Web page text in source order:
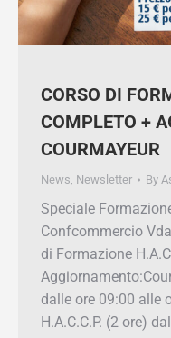
CORSO DI
COMPLETO +
COURMAYEUR
News Newsletter By
Speciale
Confcommercio
Corso di Formazione
2021 dalle ore
aggiornamento